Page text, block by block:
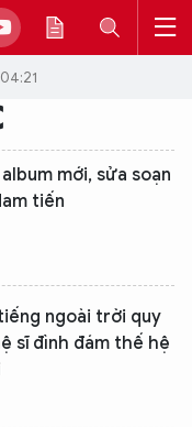
mới, sửa soạn
tiến
ngoài trời quy
sĩ đình đám thế hệ